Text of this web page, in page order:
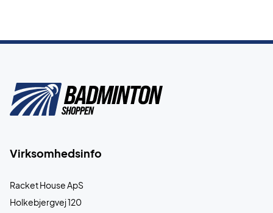
Virksomhedsinfo
Racket House ApS
Holkebjergvej 120